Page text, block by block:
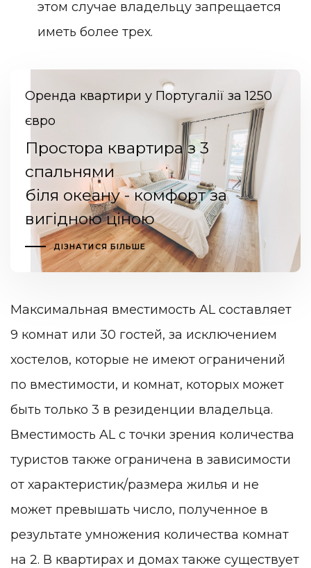
этом случае владельцу запрещается
иметь более трех.
Оренда квартири у Португалії за 1250
євро
Простора квартира з 3
спальнями
біля океану - комфорт за
вигідною ціною
ДІЗНАТИСЯ БІЛЬШЕ
Максимальная вместимость AL составляет
9 комнат или 30 гостей, за исключением
хостелов, которые не имеют ограничений
по вместимости, и комнат, которых может
быть только 3 в резиденции владельца.
Вместимость AL с точки зрения количества
туристов также ограничена в зависимости
от характеристик/размера жилья и не
может превышать число, полученное в
результате умножения количества комнат
на 2. В квартирах и домах также существует